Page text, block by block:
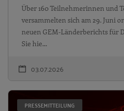
Über 160 Teilnehmerinnen und
versammelten sich am 29. Juni
neuen GEM-Länderberichts für
Sie hie…
03.07.2026
PRESSEMITTEILUNG